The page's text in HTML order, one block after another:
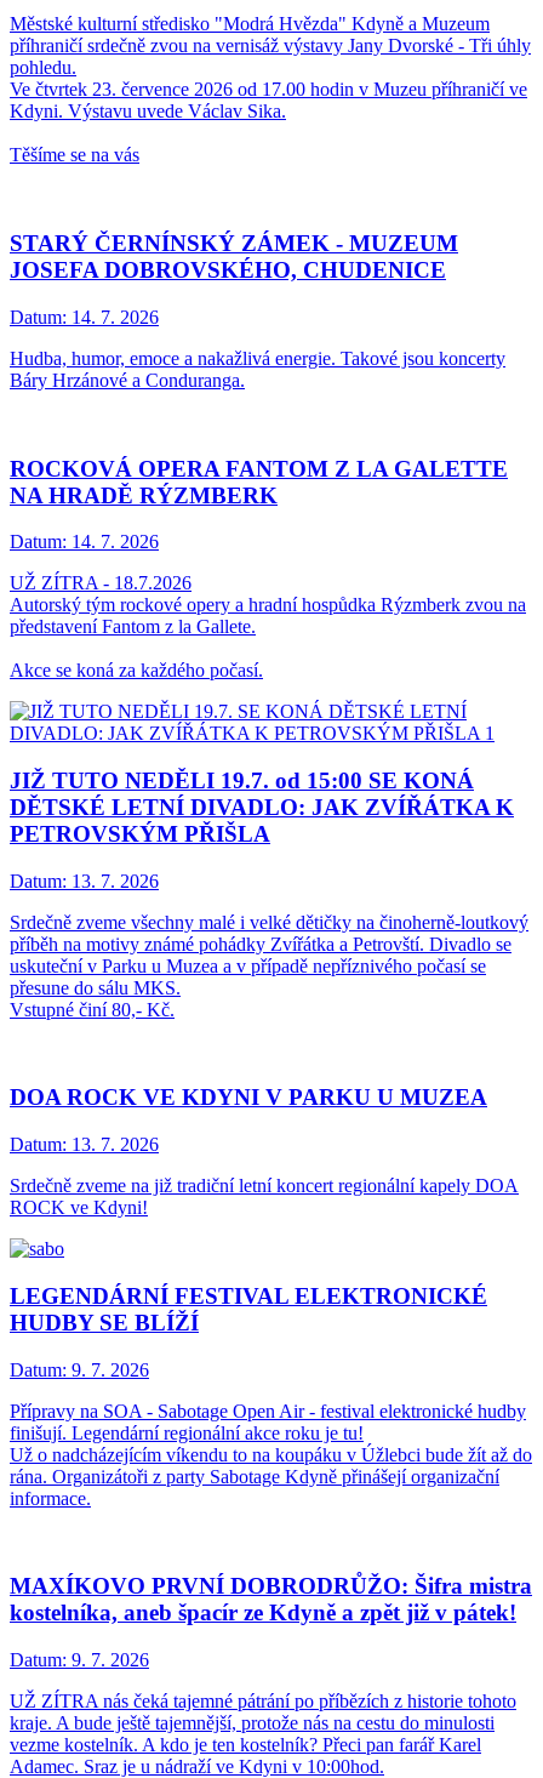
Městské kulturní středisko "Modrá Hvězda" Kdyně a Muzeum
příhraničí srdečně zvou na vernisáž výstavy Jany Dvorské - Tři úhly
pohledu.
Ve čtvrtek 23. července 2026 od 17.00 hodin v Muzeu příhraničí ve
Kdyni. Výstavu uvede Václav Sika.
Těšíme se na vás
STARÝ ČERNÍNSKÝ ZÁMEK - MUZEUM
JOSEFA DOBROVSKÉHO, CHUDENICE
Datum: 14. 7. 2026
Hudba, humor, emoce a nakažlivá energie. Takové jsou koncerty
Báry Hrzánové a Conduranga.
ROCKOVÁ OPERA FANTOM Z LA GALETTE
NA HRADĚ RÝZMBERK
Datum: 14. 7. 2026
UŽ ZÍTRA - 18.7.2026
Autorský tým rockové opery a hradní hospůdka Rýzmberk zvou na
představení Fantom z la Gallete.
Akce se koná za každého počasí.
JIŽ TUTO NEDĚLI 19.7. od 15:00 SE KONÁ
DĚTSKÉ LETNÍ DIVADLO: JAK ZVÍŘÁTKA K
PETROVSKÝM PŘIŠLA
Datum: 13. 7. 2026
Srdečně zveme všechny malé i velké dětičky na činoherně-loutkový
příběh na motivy známé pohádky Zvířátka a Petrovští. Divadlo se
uskuteční v Parku u Muzea a v případě nepříznivého počasí se
přesune do sálu MKS.
Vstupné činí 80,- Kč.
DOA ROCK VE KDYNI V PARKU U MUZEA
Datum: 13. 7. 2026
Srdečně zveme na již tradiční letní koncert regionální kapely DOA
ROCK ve Kdyni!
LEGENDÁRNÍ FESTIVAL ELEKTRONICKÉ
HUDBY SE BLÍŽÍ
Datum: 9. 7. 2026
Přípravy na SOA - Sabotage Open Air - festival elektronické hudby
finišují. Legendární regionální akce roku je tu!
Už o nadcházejícím víkendu to na koupáku v Úžlebci bude žít až do
rána. Organizátoři z party Sabotage Kdyně přinášejí organizační
informace.
MAXÍKOVO PRVNÍ DOBRODRŮŽO: Šifra mistra
kostelníka, aneb špacír ze Kdyně a zpět již v pátek!
Datum: 9. 7. 2026
UŽ ZÍTRA nás čeká tajemné pátrání po příbězích z historie tohoto
kraje. A bude ještě tajemnější, protože nás na cestu do minulosti
vezme kostelník. A kdo je ten kostelník? Přeci pan farář Karel
Adamec. Sraz je u nádraží ve Kdyni v 10:00hod.